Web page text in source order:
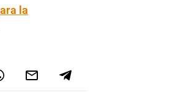
la